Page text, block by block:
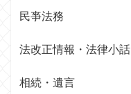
民亊法務
法改正情報・法律小話
相続・遺言